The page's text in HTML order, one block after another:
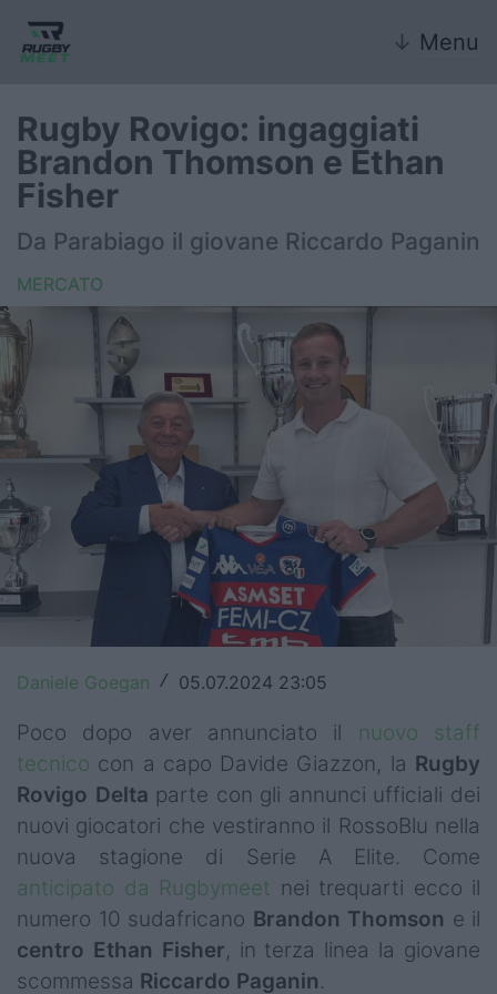
↓ Menu
Nazionale
Nazionali giovanili
Rugby Sevens
Internazionale
6 Nazioni
United Rugby Championship
Top14
Premiership
Champions Cup
Challenge Cup
World Rugby
Rugby World Cup
Super Rugby
Rugby in TV
Mercato
Rugby Rovigo: ingaggiati
Brandon Thomson e Ethan
Fisher
Da Parabiago il giovane Riccardo Paganin
MERCATO
Daniele Goegan / 05.07.2024 23:05
Poco dopo aver annunciato il
nuovo staff
tecnico con a capo Davide Giazzon, la Rugby
Rovigo Delta parte con gli annunci ufficiali dei
nuovi giocatori che vestiranno il RossoBlu nella
nuova stagione di Serie A Elite. Come
anticipato da Rugbymeet nei trequarti ecco il
numero 10 sudafricano Brandon Thomson e il
centro Ethan Fisher, in terza linea la giovane
scommessa Riccardo Paganin.